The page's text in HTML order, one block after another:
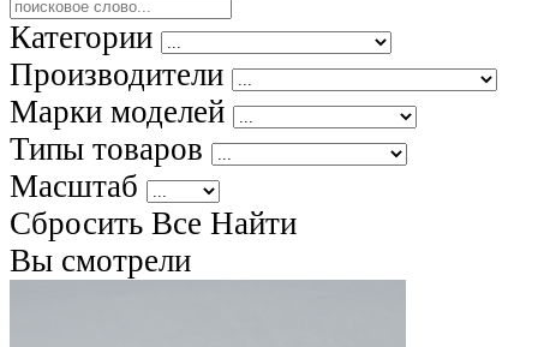
Категории
Производители
Марки моделей
Типы товаров
Масштаб
Сбросить Все Найти
Вы смотрели